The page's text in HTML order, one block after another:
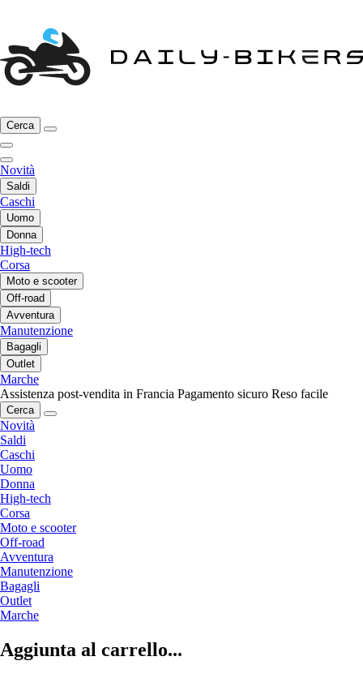
Cerca
Novità
Saldi
Caschi
Uomo
Donna
High-tech
Corsa
Moto e scooter
Off-road
Avventura
Manutenzione
Bagagli
Outlet
Marche
Assistenza post-vendita in Francia Pagamento sicuro Reso facile
Cerca
Novità
Saldi
Caschi
Uomo
Donna
High-tech
Corsa
Moto e scooter
Off-road
Avventura
Manutenzione
Bagagli
Outlet
Marche
Aggiunta al carrello...